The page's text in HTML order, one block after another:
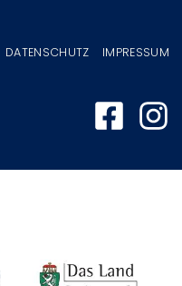
DATENSCHUTZ IMPRESSUM